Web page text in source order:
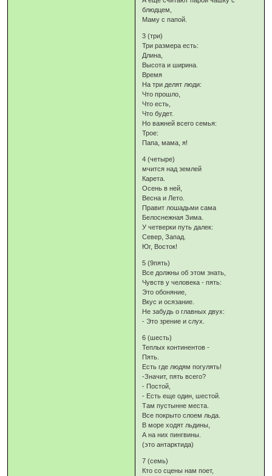
блюдцем,
Маму с папой.
3 (три)
Три размера есть:
Длина,
Высота и ширина.
Время
На три делят люди:
Что прошло,
Что есть,
Что будет.
Но важней всего семья:
Трое:
Папа, мама, я!
4 (четыре)
мчится над землей
Карета.
Осень в ней,
Весна и Лето.
Правит лошадьми сама
Белоснежная Зима.
У четверки путь далек:
Север, Запад.
Юг, Восток!
5 (9пять)
Все должны об этом знать,
Чувств у человека - пять:
Это обоняние,
Вкус и осязание.
Не забудь о главных двух:
- Это зрение и слух.
6 (шесть)
Теплых континентов -
Пять.
Есть где людям погулять!
-Значит, пять всего?
- Постой,
- Есть еще один, шестой.
Там пустынне места.
Все покрыто слоем льда.
В море ходят льдины,
А на них пингвины.
(это антарктида)
7 (семь)
Кто со сцены нам поет,